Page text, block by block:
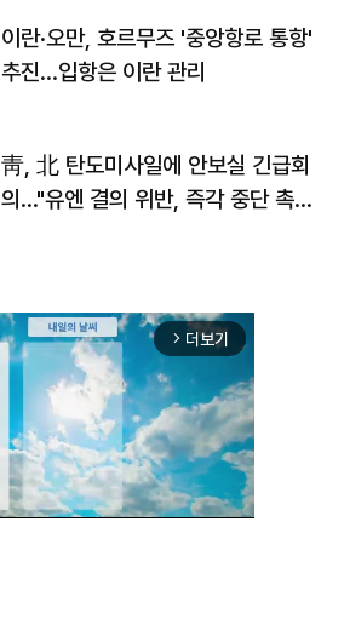
이란·오만, 호르무즈 '중앙항로 통항'
추진…입항은 이란 관리
靑, 北 탄도미사일에 안보실 긴급회
의…"유엔 결의 위반, 즉각 중단 촉
arrow_forward_ios 더보기